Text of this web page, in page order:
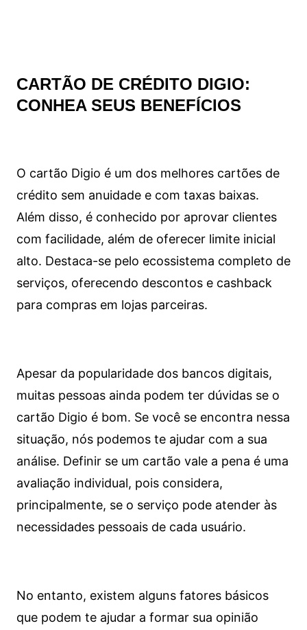
CARTÃO DE CRÉDITO DIGIO:
CONHEA SEUS BENEFÍCIOS
O cartão Digio é um dos melhores cartões de
crédito sem anuidade e com taxas baixas.
Além disso, é conhecido por aprovar clientes
com facilidade, além de oferecer limite inicial
alto. Destaca-se pelo ecossistema completo de
serviços, oferecendo descontos e cashback
para compras em lojas parceiras.
Apesar da popularidade dos bancos digitais,
muitas pessoas ainda podem ter dúvidas se o
cartão Digio é bom. Se você se encontra nessa
situação, nós podemos te ajudar com a sua
análise. Definir se um cartão vale a pena é uma
avaliação individual, pois considera,
principalmente, se o serviço pode atender às
necessidades pessoais de cada usuário.
No entanto, existem alguns fatores básicos
que podem te ajudar a formar sua opinião